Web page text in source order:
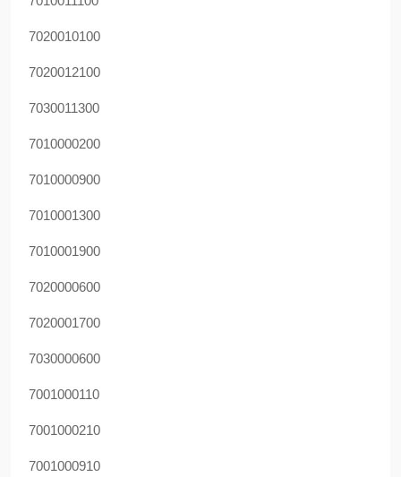
7020010100
7020012100
7030011300
7010000200
7010000900
7010001300
7010001900
7020000600
7020001700
7030000600
7001000110
7001000210
7001000910